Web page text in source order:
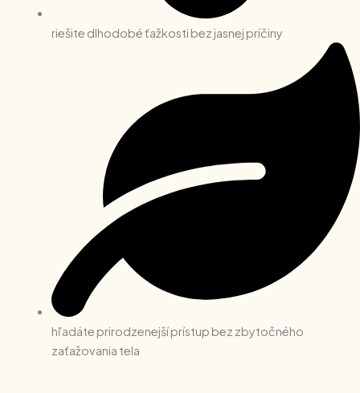
riešite dlhodobé ťažkosti bez jasnej príčiny
hľadáte prirodzenejší prístup bez zbytočného
zaťažovania tela